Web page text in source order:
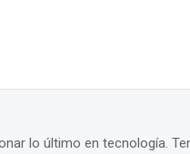
lo último en tecnología.